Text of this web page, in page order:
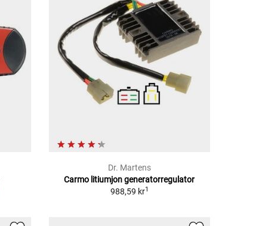
Dr. Martens
Carmo litiumjon generatorregulator
988,59 kr1